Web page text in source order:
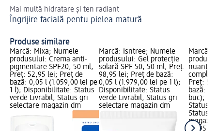
Mai multă hidratare și ten radiant
Îngrijire facială pentu pielea matură
Produse similare
Marcă: Mixa; Numele
produsului: Crema anti-
pigmentare SPF20, 50 ml;
Preț: 52,95 lei; Preț de
bază: 0,05 l (1.059,00 lei pe
1 l); Disponibilitate: Status
verde Livrabil, Status gri
selectare magazin dm
Marcă: Isntree; Numele
produsului: Gel protecție
solară SPF 50, 50 ml; Preț:
98,95 lei; Preț de bază:
0,05 l (1.979,00 lei pe 1 l);
Disponibilitate: Status
verde Livrabil, Status gri
selectare magazin dm
Marcă:
Preț:
bază: 1
buc);
Status
Status
54,95 lei